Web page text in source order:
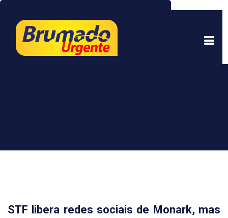
experiência. Ao continuar a navegar, você está
de acordo com isso.Saber mais.
STF libera redes sociais de Monark, mas